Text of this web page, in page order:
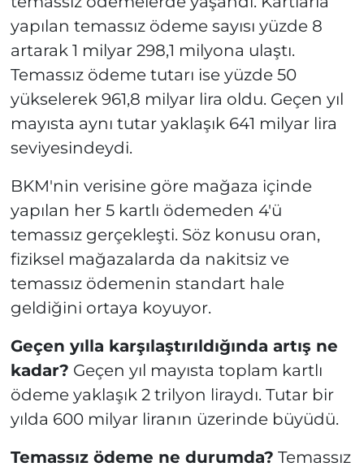
yapılan temassız ödeme sayısı yüzde 8
artarak 1 milyar 298,1 milyona ulaştı.
Temassız ödeme tutarı ise yüzde 50
yükselerek 961,8 milyar lira oldu. Geçen yıl
mayısta aynı tutar yaklaşık 641 milyar lira
seviyesindeydi.
BKM'nin verisine göre mağaza içinde
yapılan her 5 kartlı ödemeden 4'ü
temassız gerçekleşti. Söz konusu oran,
fiziksel mağazalarda da nakitsiz ve
temassız ödemenin standart hale
geldiğini ortaya koyuyor.
Geçen yılla karşılaştırıldığında artış ne
kadar? Geçen yıl mayısta toplam kartlı
ödeme yaklaşık 2 trilyon liraydı. Tutar bir
yılda 600 milyar liranın üzerinde büyüdü.
Temassız ödeme ne durumda? Temassız